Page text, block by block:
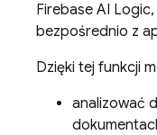
Firebase AI Logic
bezpośrednio z
Dzięki tej funkcji
analizować